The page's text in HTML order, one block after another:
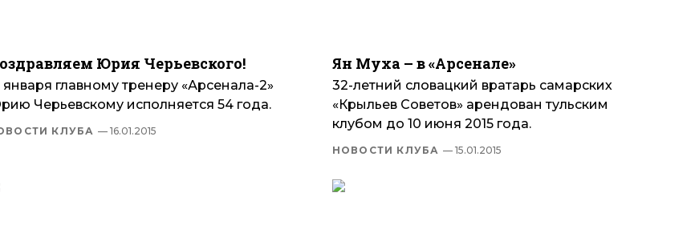
Юрия Черьевского!
января главному тренеру «Арсенала-2»
Черьевскому исполняется 54 года.
КЛУБА — 16.01.2015
Ян Муха – в «Арсенале»
32-летний словацкий вратарь самарских
«Крыльев Советов» арендован тульским
клубом до 10 июня 2015 года.
НОВОСТИ КЛУБА — 15.01.2015